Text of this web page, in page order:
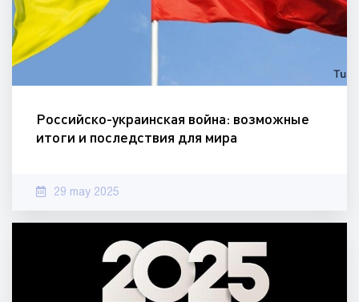
Российско-украинская война: возможные
итоги и последствия для мира
29 may 2025